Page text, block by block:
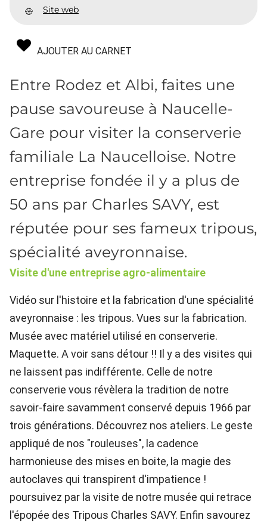
Site web
AJOUTER AU CARNET
Entre Rodez et Albi, faites une
pause savoureuse à Naucelle-
Gare pour visiter la conserverie
familiale La Naucelloise. Notre
entreprise fondée il y a plus de
50 ans par Charles SAVY, est
réputée pour ses fameux tripous,
spécialité aveyronnaise.
Visite d'une entreprise agro-alimentaire
Vidéo sur l'histoire et la fabrication d'une spécialité
aveyronnaise : les tripous. Vues sur la fabrication.
Musée avec matériel utilisé en conserverie.
Maquette. A voir sans détour !! Il y a des visites qui
ne laissent pas indifférente. Celle de notre
conserverie vous révèlera la tradition de notre
savoir-faire savamment conservé depuis 1966 par
trois générations. Découvrez nos ateliers. Le geste
appliqué de nos "rouleuses", la cadence
harmonieuse des mises en boite, la magie des
autoclaves qui transpirent d'impatience !
poursuivez par la visite de notre musée qui retrace
l'épopée des Tripous Charles SAVY. Enfin savourez